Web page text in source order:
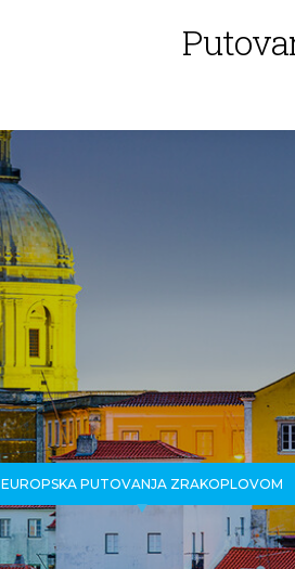
EUROPSKA PUTOVANJA ZRAKOPLOVOM